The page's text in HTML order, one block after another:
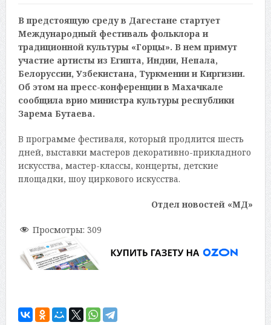
В предстоящую среду в Дагестане стартует
Международный фестиваль фольклора и
традиционной культуры «Горцы». В нем примут
участие артисты из Египта, Индии, Непала,
Белоруссии, Узбекистана, Туркмении и Киргизии.
Об этом на пресс-конференции в Махачкале
сообщила врио министра культуры республики
Зарема Бутаева.
В программе фестиваля, который продлится шесть
дней, выставки мастеров декоративно-прикладного
искусства, мастер-классы, концерты, детские
площадки, шоу циркового искусства.
Отдел новостей «МД»
Просмотры: 309